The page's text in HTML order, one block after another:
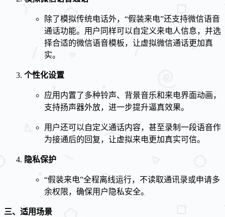
除了模拟传统电话外，“假装来电”还支持微信语音
通话功能。用户同样可以自定义来电人信息，并选
择合适的微信语音模板，让虚拟微信通话更加真
实。
个性化设置
应用内置了多种铃声、背景音乐和来电界面动画，
支持扬声器外放，进一步提升逼真效果。
用户还可以自定义通话内容，甚至录制一段语音作
为接通后的回复，让虚拟来电更加真实可信。
隐私保护
“假装来电”全程离线运行，不读取通讯录或申请多
余权限，确保用户隐私安全。
三、适用场景